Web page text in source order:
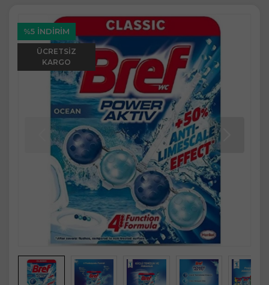
%5 İNDIRIM
ÜCRETSIZ
KARGO